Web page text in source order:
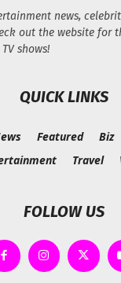
news,
out the website for
shows!
QUICK LINKS
Featured Biz
Travel
FOLLOW US